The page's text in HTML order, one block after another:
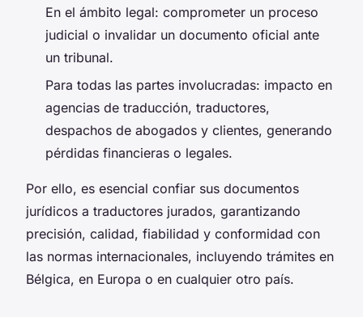
En el ámbito legal: comprometer un proceso
judicial o invalidar un documento oficial ante
un tribunal.
Para todas las partes involucradas: impacto en
agencias de traducción, traductores,
despachos de abogados y clientes, generando
pérdidas financieras o legales.
Por ello, es esencial confiar sus documentos
jurídicos a traductores jurados, garantizando
precisión, calidad, fiabilidad y conformidad con
las normas internacionales, incluyendo trámites en
Bélgica, en Europa o en cualquier otro país.